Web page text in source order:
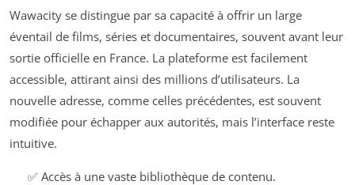
Wawacity se distingue par sa capacité à offrir un large
éventail de films, séries et documentaires, souvent avant leur
sortie officielle en France. La plateforme est facilement
accessible, attirant ainsi des millions d’utilisateurs. La
nouvelle adresse, comme celles précédentes, est souvent
modifiée pour échapper aux autorités, mais l’interface reste
intuitive.
✅ Accès à une vaste bibliothèque de contenu.